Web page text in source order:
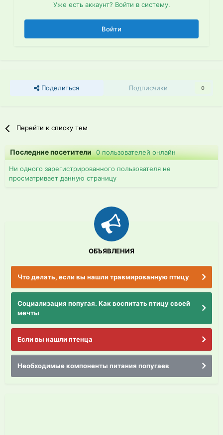
Уже есть аккаунт? Войти в систему.
Войти
Поделиться Подписчики 0
Перейти к списку тем
Последние посетители0 пользователей онлайн
Ни одного зарегистрированного пользователя не
просматривает данную страницу
ОБЪЯВЛЕНИЯ
Что делать, если вы нашли травмированную птицу
Социализация попугая. Как воспитать птицу своей
мечты
Если вы нашли птенца
Необходимые компоненты питания попугаев